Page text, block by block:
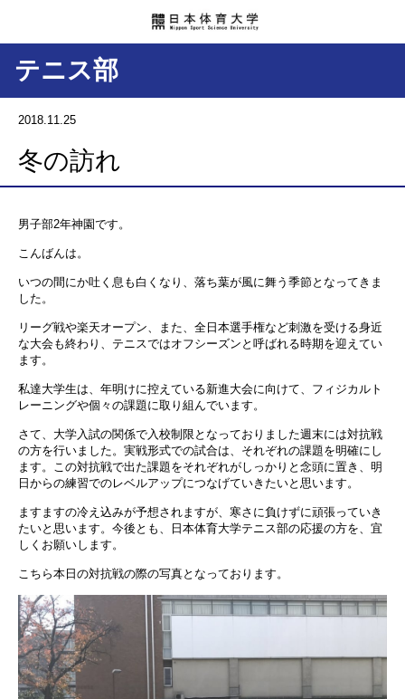
テニス部
2018.11.25
冬の訪れ
男子部2年神園です。
こんばんは。
いつの間にか吐く息も白くなり、落ち葉が風に舞う季節となってきま
した。
リーグ戦や楽天オープン、また、全日本選手権など刺激を受ける身近
な大会も終わり、テニスではオフシーズンと呼ばれる時期を迎えてい
ます。
私達大学生は、年明けに控えている新進大会に向けて、フィジカルト
レーニングや個々の課題に取り組んでいます。
さて、大学入試の関係で入校制限となっておりました週末には対抗戦
の方を行いました。実戦形式での試合は、それぞれの課題を明確にし
ます。この対抗戦で出た課題をそれぞれがしっかりと念頭に置き、明
日からの練習でのレベルアップにつなげていきたいと思います。
ますますの冷え込みが予想されますが、寒さに負けずに頑張っていき
たいと思います。今後とも、日本体育大学テニス部の応援の方を、宜
しくお願いします。
こちら本日の対抗戦の際の写真となっております。